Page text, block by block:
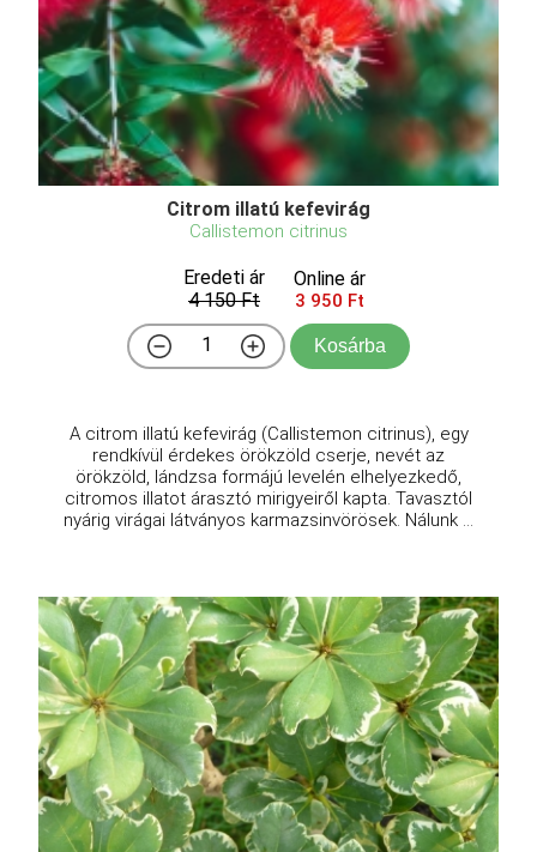
Citrom illatú kefevirág
Callistemon citrinus
Eredeti ár
4 150 Ft
Online ár
3 950 Ft
Kosárba
A citrom illatú kefevirág (Callistemon citrinus), egy
rendkívül érdekes örökzöld cserje, nevét az
örökzöld, lándzsa formájú levelén elhelyezkedő,
citromos illatot árasztó mirigyeiről kapta. Tavasztól
nyárig virágai látványos karmazsinvörösek. Nálunk ...